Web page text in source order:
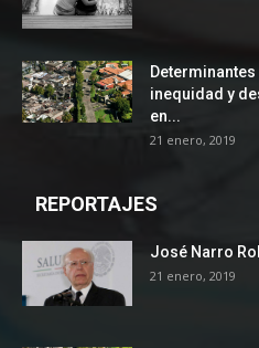
inequidad y
en...
21 enero, 2019
REPORTAJES
José Narro
21 enero, 2019